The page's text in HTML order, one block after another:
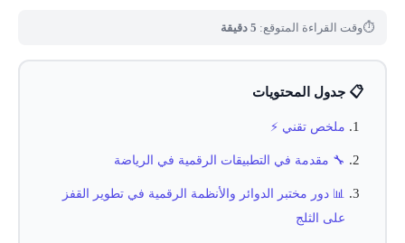
⏱وقت القراءة المتوقع: 5 دقيقة
📋 جدول المحتويات
ملخص تقني ⚡
🔧 مقدمة في التطبيقات الرقمية في الرياضة
📊 دور مختبر الدوائر والأنظمة الرقمية في تطوير القفز
على الثلج